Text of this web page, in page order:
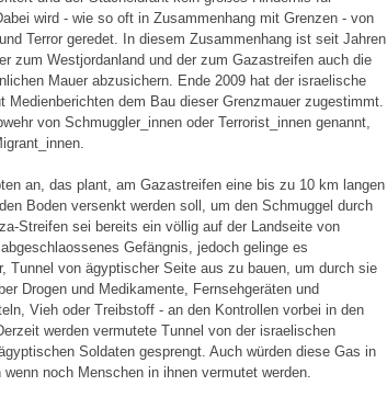
wird - wie so oft in Zusammenhang mit Grenzen - von
Terror geredet. In diesem Zusammenhang ist seit Jahren
zum Westjordanland und der zum Gazastreifen auch die
Mauer abzusichern. Ende 2009 hat der israelische
Medienberichten dem Bau dieser Grenzmauer zugestimmt.
von Schmuggler_innen oder Terrorist_innen genannt,
an, das plant, am Gazastreifen eine bis zu 10 km langen
Boden versenkt werden soll, um den Schmuggel durch
Streifen sei bereits ein völlig auf der Landseite von
Gefängnis, jedoch gelinge es
Tunnel von ägyptischer Seite aus zu bauen, um durch sie
Drogen und Medikamente, Fernsehgeräten und
Vieh oder Treibstoff - an den Kontrollen vorbei in den
werden vermutete Tunnel von der israelischen
Soldaten gesprengt. Auch würden diese Gas in
noch Menschen in ihnen vermutet werden.